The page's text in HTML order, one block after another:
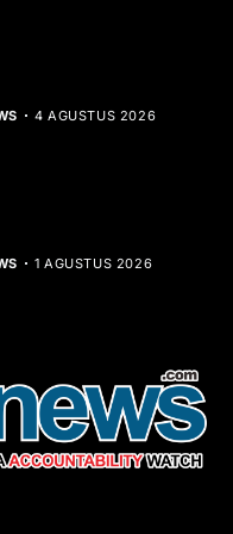
4 AGUSTUS 2026
1 AGUSTUS 2026